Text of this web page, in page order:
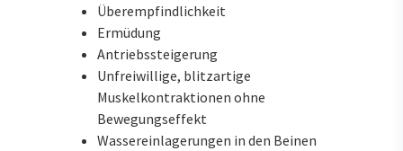
Überempfindlichkeit
Ermüdung
Antriebssteigerung
Unfreiwillige, blitzartige
Muskelkontraktionen ohne
Bewegungseffekt
Wassereinlagerungen in den Beinen